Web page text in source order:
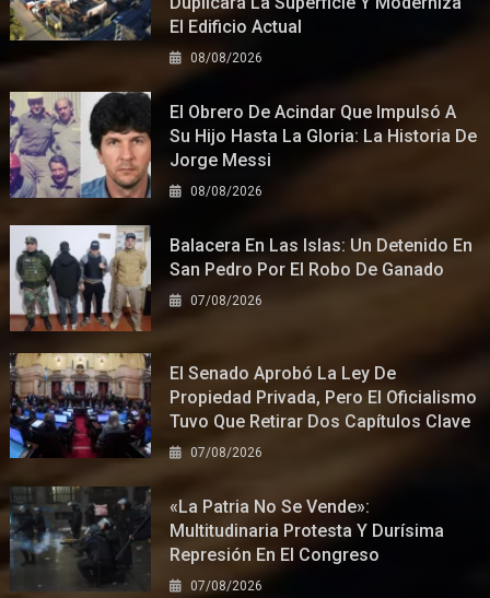
El Edificio Actual
08/08/2026
El Obrero De Acindar Que Impulsó A
Su Hijo Hasta La Gloria: La Historia De
Jorge Messi
08/08/2026
Balacera En Las Islas: Un Detenido En
San Pedro Por El Robo De Ganado
07/08/2026
El Senado Aprobó La Ley De
Propiedad Privada, Pero El Oficialismo
Tuvo Que Retirar Dos Capítulos Clave
07/08/2026
«La Patria No Se Vende»:
Multitudinaria Protesta Y Durísima
Represión En El Congreso
07/08/2026